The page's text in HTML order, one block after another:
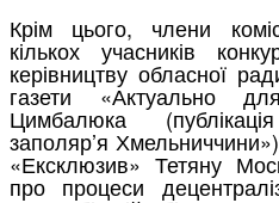
Крім цього, члени
кількох учасників
керівництву обласної
газети «Актуально
Цимбалюка
заполяр’я
«Ексклюзив» Тетяну
про процеси